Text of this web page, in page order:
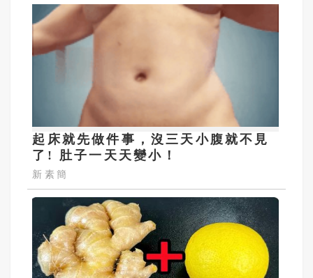
起床就先做件事，沒三天小腹就不見
了! 肚子一天天變小！
新素簡